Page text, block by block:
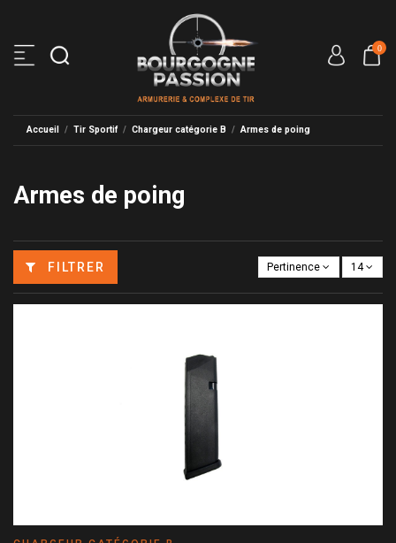
0
Accueil Tir Sportif Chargeur catégorie B Armes de poing
Armes de poing
FILTRER Pertinence 14